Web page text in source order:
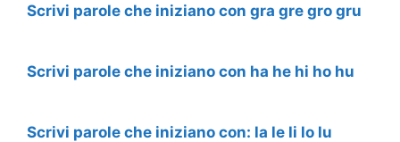
Scrivi parole che iniziano con gra gre gro gru
Scrivi parole che iniziano con ha he hi ho hu
Scrivi parole che iniziano con: la le li lo lu